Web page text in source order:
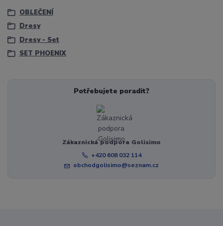
OBLEČENÍ
Dresy
Dresy - Set
SET PHOENIX
Potřebujete poradit?
Zákaznická podpora Golisimo
+420 608 032 114
obchodgolisimo@seznam.cz